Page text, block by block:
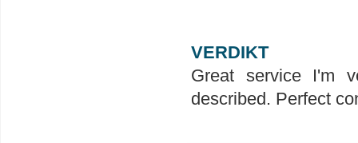
VERDIKT
Great service I'm
described. Perfect